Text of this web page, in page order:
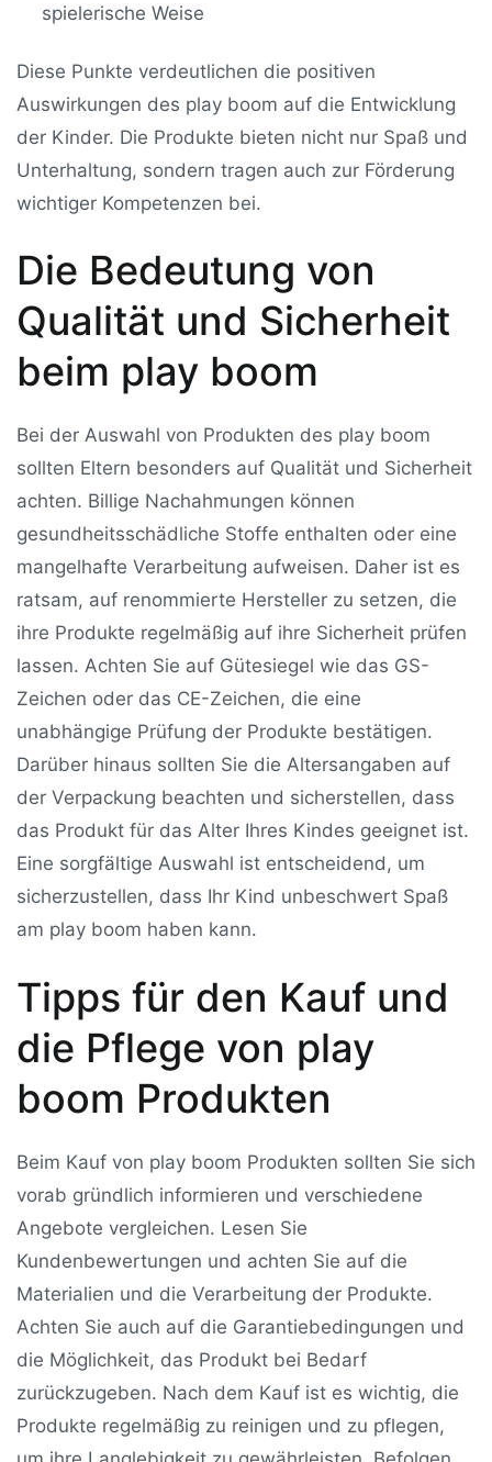
spielerische Weise
Diese Punkte verdeutlichen die positiven
Auswirkungen des play boom auf die Entwicklung
der Kinder. Die Produkte bieten nicht nur Spaß und
Unterhaltung, sondern tragen auch zur Förderung
wichtiger Kompetenzen bei.
Die Bedeutung von
Qualität und Sicherheit
beim play boom
Bei der Auswahl von Produkten des play boom
sollten Eltern besonders auf Qualität und Sicherheit
achten. Billige Nachahmungen können
gesundheitsschädliche Stoffe enthalten oder eine
mangelhafte Verarbeitung aufweisen. Daher ist es
ratsam, auf renommierte Hersteller zu setzen, die
ihre Produkte regelmäßig auf ihre Sicherheit prüfen
lassen. Achten Sie auf Gütesiegel wie das GS-
Zeichen oder das CE-Zeichen, die eine
unabhängige Prüfung der Produkte bestätigen.
Darüber hinaus sollten Sie die Altersangaben auf
der Verpackung beachten und sicherstellen, dass
das Produkt für das Alter Ihres Kindes geeignet ist.
Eine sorgfältige Auswahl ist entscheidend, um
sicherzustellen, dass Ihr Kind unbeschwert Spaß
am play boom haben kann.
Tipps für den Kauf und
die Pflege von play
boom Produkten
Beim Kauf von play boom Produkten sollten Sie sich
vorab gründlich informieren und verschiedene
Angebote vergleichen. Lesen Sie
Kundenbewertungen und achten Sie auf die
Materialien und die Verarbeitung der Produkte.
Achten Sie auch auf die Garantiebedingungen und
die Möglichkeit, das Produkt bei Bedarf
zurückzugeben. Nach dem Kauf ist es wichtig, die
Produkte regelmäßig zu reinigen und zu pflegen,